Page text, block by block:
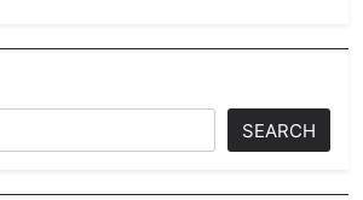
SEARCH